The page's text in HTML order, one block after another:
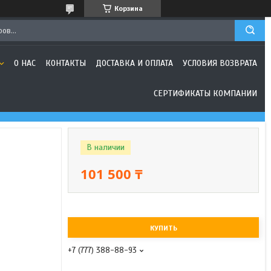
Корзина
О НАС КОНТАКТЫ ДОСТАВКА И ОПЛАТА УСЛОВИЯ ВОЗВРАТА
СЕРТИФИКАТЫ КОМПАНИИ
В наличии
101 500 ₸
КУПИТЬ
+7 (777) 388-88-93